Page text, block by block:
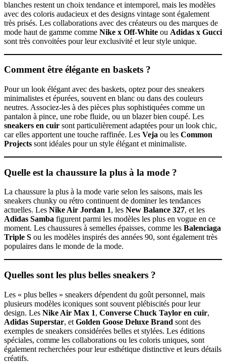
blanches restent un choix tendance et intemporel, mais les modèles
avec des coloris audacieux et des designs vintage sont également
très prisés. Les collaborations avec des créateurs ou des marques de
mode haut de gamme comme Nike x Off-White ou Adidas x Gucci
sont très convoitées pour leur exclusivité et leur style unique.
Comment être élégante en baskets ?
Pour un look élégant avec des baskets, optez pour des sneakers
minimalistes et épurées, souvent en blanc ou dans des couleurs
neutres. Associez-les à des pièces plus sophistiquées comme un
pantalon à pince, une robe fluide, ou un blazer bien coupé. Les
sneakers en cuir sont particulièrement adaptées pour un look chic,
car elles apportent une touche raffinée. Les Veja ou les Common
Projects sont idéales pour un style élégant et minimaliste.
Quelle est la chaussure la plus à la mode ?
La chaussure la plus à la mode varie selon les saisons, mais les
sneakers chunky ou rétro continuent de dominer les tendances
actuelles. Les Nike Air Jordan 1, les New Balance 327, et les
Adidas Samba figurent parmi les modèles les plus en vogue en ce
moment. Les chaussures à semelles épaisses, comme les Balenciaga
Triple S ou les modèles inspirés des années 90, sont également très
populaires dans le monde de la mode.
Quelles sont les plus belles sneakers ?
Les « plus belles » sneakers dépendent du goût personnel, mais
plusieurs modèles iconiques sont souvent plébiscités pour leur
design. Les Nike Air Max 1, Converse Chuck Taylor en cuir,
Adidas Superstar, et Golden Goose Deluxe Brand sont des
exemples de sneakers considérées belles et stylées. Les éditions
spéciales, comme les collaborations ou les coloris uniques, sont
également recherchées pour leur esthétique distinctive et leurs détails
créatifs.